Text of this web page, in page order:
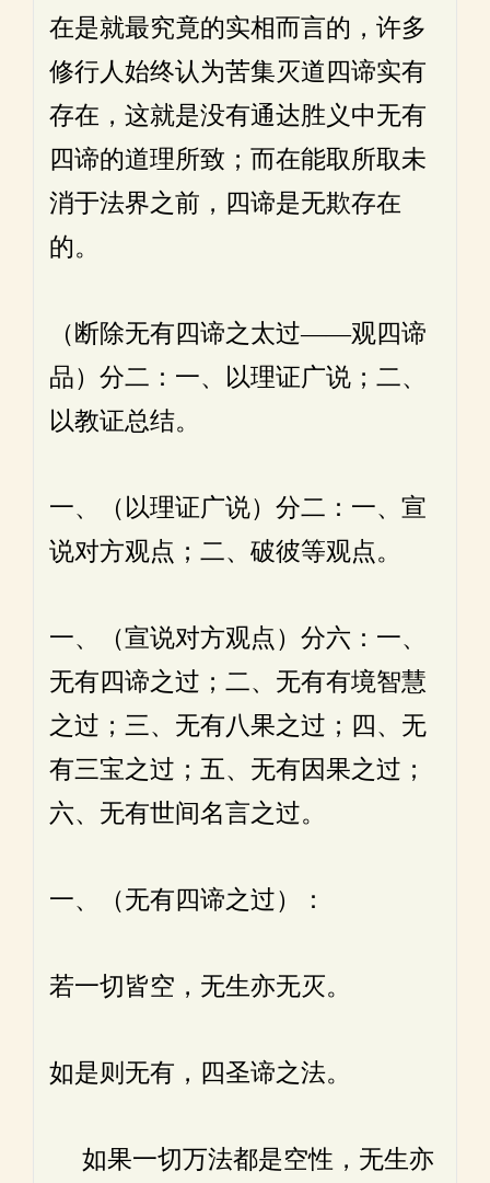
在是就最究竟的实相而言的，许多
修行人始终认为苦集灭道四谛实有
存在，这就是没有通达胜义中无有
四谛的道理所致；而在能取所取未
消于法界之前，四谛是无欺存在
的。
（断除无有四谛之太过——观四谛
品）分二：一、以理证广说；二、
以教证总结。
一、（以理证广说）分二：一、宣
说对方观点；二、破彼等观点。
一、（宣说对方观点）分六：一、
无有四谛之过；二、无有有境智慧
之过；三、无有八果之过；四、无
有三宝之过；五、无有因果之过；
六、无有世间名言之过。
一、（无有四谛之过）：
若一切皆空，无生亦无灭。
如是则无有，四圣谛之法。
如果一切万法都是空性，无生亦